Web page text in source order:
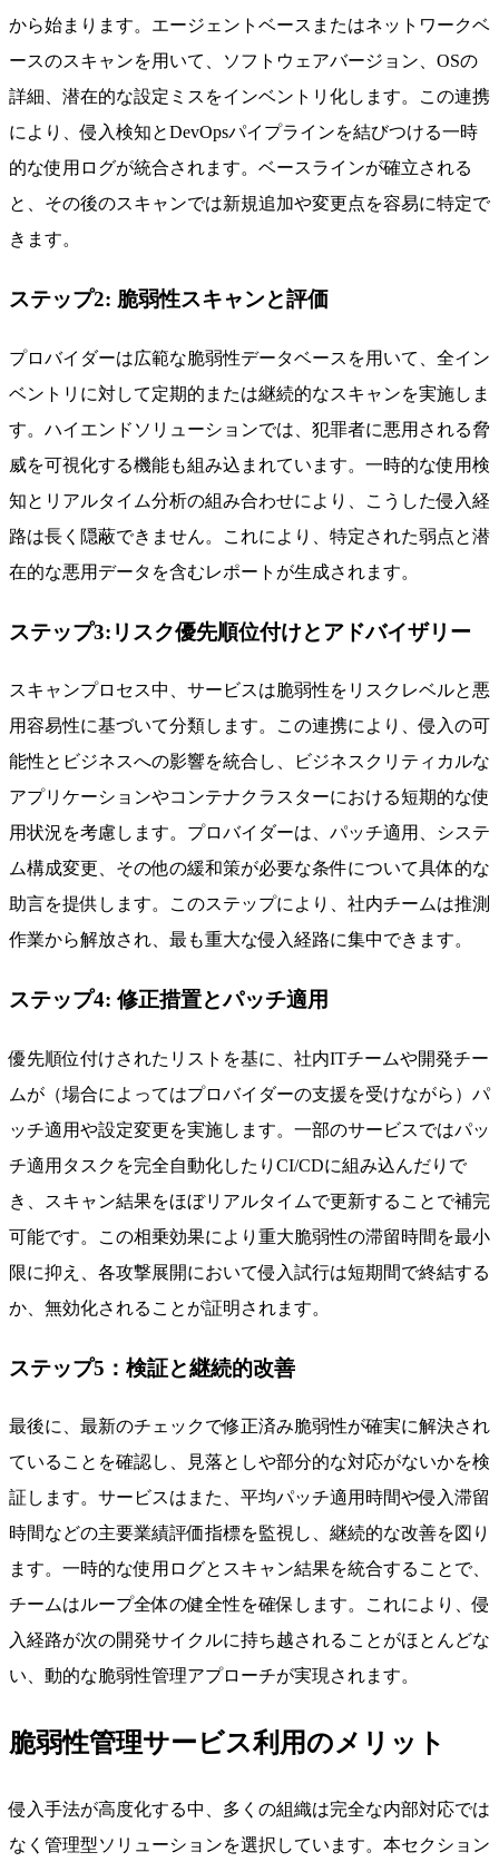
から始まります。エージェントベースまたはネットワークベ
ースのスキャンを用いて、ソフトウェアバージョン、OSの
詳細、潜在的な設定ミスをインベントリ化します。この連携
により、侵入検知とDevOpsパイプラインを結びつける一時
的な使用ログが統合されます。ベースラインが確立される
と、その後のスキャンでは新規追加や変更点を容易に特定で
きます。
ステップ2: 脆弱性スキャンと評価
プロバイダーは広範な脆弱性データベースを用いて、全イン
ベントリに対して定期的または継続的なスキャンを実施しま
す。ハイエンドソリューションでは、犯罪者に悪用される脅
威を可視化する機能も組み込まれています。一時的な使用検
知とリアルタイム分析の組み合わせにより、こうした侵入経
路は長く隠蔽できません。これにより、特定された弱点と潜
在的な悪用データを含むレポートが生成されます。
ステップ3:リスク優先順位付けとアドバイザリー
スキャンプロセス中、サービスは脆弱性をリスクレベルと悪
用容易性に基づいて分類します。この連携により、侵入の可
能性とビジネスへの影響を統合し、ビジネスクリティカルな
アプリケーションやコンテナクラスターにおける短期的な使
用状況を考慮します。プロバイダーは、パッチ適用、システ
ム構成変更、その他の緩和策が必要な条件について具体的な
助言を提供します。このステップにより、社内チームは推測
作業から解放され、最も重大な侵入経路に集中できます。
ステップ4: 修正措置とパッチ適用
優先順位付けされたリストを基に、社内ITチームや開発チー
ムが（場合によってはプロバイダーの支援を受けながら）パ
ッチ適用や設定変更を実施します。一部のサービスではパッ
チ適用タスクを完全自動化したりCI/CDに組み込んだりで
き、スキャン結果をほぼリアルタイムで更新することで補完
可能です。この相乗効果により重大脆弱性の滞留時間を最小
限に抑え、各攻撃展開において侵入試行は短期間で終結する
か、無効化されることが証明されます。
ステップ5：検証と継続的改善
最後に、最新のチェックで修正済み脆弱性が確実に解決され
ていることを確認し、見落としや部分的な対応がないかを検
証します。サービスはまた、平均パッチ適用時間や侵入滞留
時間などの主要業績評価指標を監視し、継続的な改善を図り
ます。一時的な使用ログとスキャン結果を統合することで、
チームはループ全体の健全性を確保します。これにより、侵
入経路が次の開発サイクルに持ち越されることがほとんどな
い、動的な脆弱性管理アプローチが実現されます。
脆弱性管理サービス利用のメリット
侵入手法が高度化する中、多くの組織は完全な内部対応では
なく管理型ソリューションを選択しています。本セクション